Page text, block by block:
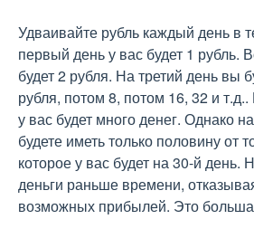
Удваивайте рубль каждый день в
первый день у вас будет 1 рубль.
будет 2 рубля. На третий день вы
рубля, потом 8, потом 16, 32 и
у вас будет много денег. Однако
будете иметь только половину от
которое у вас будет на 30-й день.
деньги раньше времени,
возможных прибылей. Это